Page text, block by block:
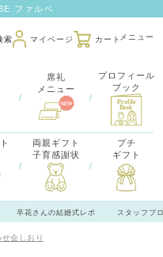
ファルベ
索 マイページ カート
/
席礼
メニュー
/
プロフィール
ブック
/
両親ギフト
子育感謝状
/
プチ
ギフト
卒花さんの結婚式レポ スタッフブ
せ会しおり